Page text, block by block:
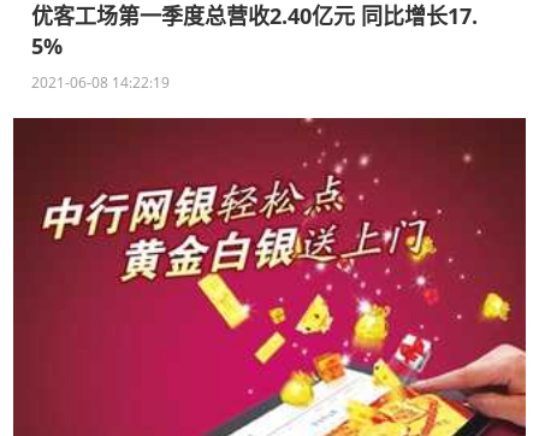
优客工场第一季度总营收2.40亿元 同比增长17.
5%
2021-06-08 14:22:19